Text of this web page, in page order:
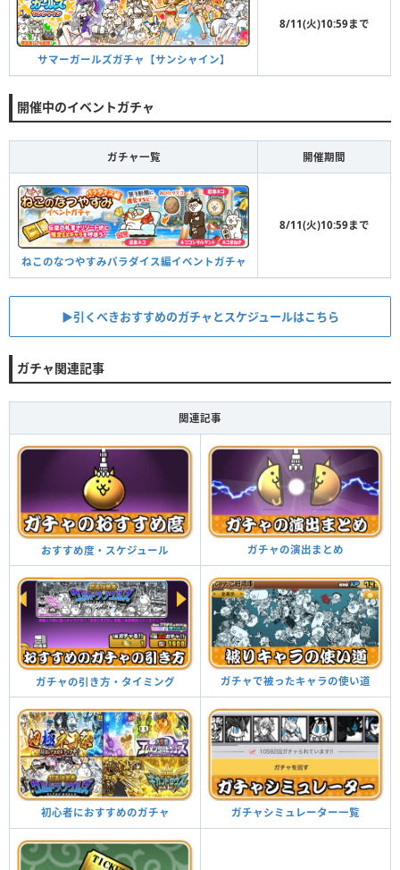
サマーガールズガチャ【サンシャイン】
8/11(火)10:59まで
開催中のイベントガチャ
ガチャ一覧 開催期間
ねこのなつやすみパラダイス編イベントガチャ
8/11(火)10:59まで
▶︎引くべきおすすめのガチャとスケジュールはこちら
ガチャ関連記事
関連記事
おすすめ度・スケジュール ガチャの演出まとめ
ガチャの引き方・タイミング ガチャで被ったキャラの使い道
初心者におすすめのガチャ ガチャシミュレーター一覧